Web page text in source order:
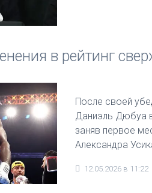
в рейтинг
После своей
Даниэль Дюбуа
заняв первое
Александра
12.05.2026 в 11:22